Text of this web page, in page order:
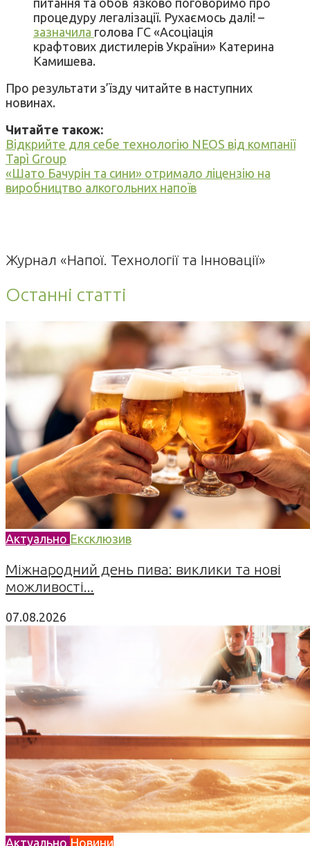
процедуру легалізації. Рухаємось далі! –
зазначила голова ГС «Асоціація
крафтових дистилерів України» Катерина
Камишева.
Про результати з’їзду читайте в наступних
новинах.
Читайте також:
Відкрийте для себе технологію NEOS від компанії
Tapì Group
«Шато Бачурін та сини» отримало ліцензію на
виробництво алкогольних напоїв
Журнал «Напої. Технології та Інновації»
Останні статті
Актуально Ексклюзив
Міжнародний день пива: виклики та нові
можливості...
07.08.2026
Актуально Новини